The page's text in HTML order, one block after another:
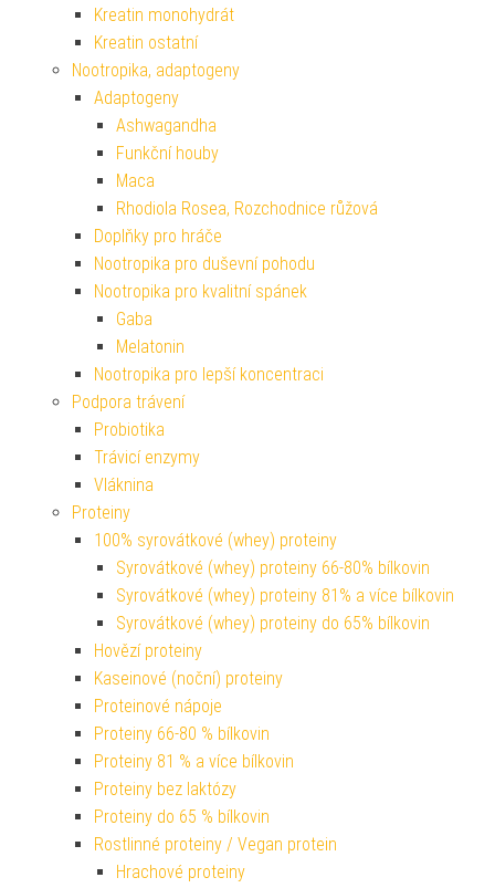
Kreatin monohydrát
Kreatin ostatní
Nootropika, adaptogeny
Adaptogeny
Ashwagandha
Funkční houby
Maca
Rhodiola Rosea, Rozchodnice růžová
Doplňky pro hráče
Nootropika pro duševní pohodu
Nootropika pro kvalitní spánek
Gaba
Melatonin
Nootropika pro lepší koncentraci
Podpora trávení
Probiotika
Trávicí enzymy
Vláknina
Proteiny
100% syrovátkové (whey) proteiny
Syrovátkové (whey) proteiny 66-80% bílkovin
Syrovátkové (whey) proteiny 81% a více bílkovin
Syrovátkové (whey) proteiny do 65% bílkovin
Hovězí proteiny
Kaseinové (noční) proteiny
Proteinové nápoje
Proteiny 66-80 % bílkovin
Proteiny 81 % a více bílkovin
Proteiny bez laktózy
Proteiny do 65 % bílkovin
Rostlinné proteiny / Vegan protein
Hrachové proteiny